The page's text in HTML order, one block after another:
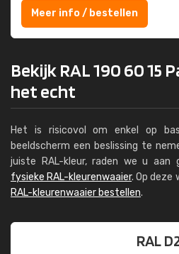
Meer info / bestellen
Bekijk RAL 190 60 15
het echt
Het is risicovol om enkel op
beeldscherm een beslissing te
juiste RAL-kleur, raden we u aan
fysieke RAL-kleurenwaaier. Op deze
RAL-kleurenwaaier bestellen.
RAL